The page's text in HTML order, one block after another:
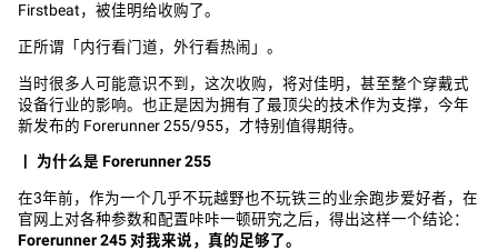
Firstbeat，被佳明给收购了。
正所谓「内行看门道，外行看热闹」。
当时很多人可能意识不到，这次收购，将对佳明，甚至整个穿戴式
设备行业的影响。也正是因为拥有了最顶尖的技术作为支撑，今年
新发布的 Forerunner 255/955，才特别值得期待。
为什么是 Forerunner 255
在3年前，作为一个几乎不玩越野也不玩铁三的业余跑步爱好者，在
官网上对各种参数和配置咔咔一顿研究之后，得出这样一个结论：
Forerunner 245 对我来说，真的足够了。